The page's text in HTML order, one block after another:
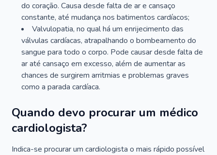
do coração. Causa desde falta de ar e cansaço
constante, até mudança nos batimentos cardíacos;
Valvulopatia, no qual há um enrijecimento das
válvulas cardíacas, atrapalhando o bombeamento do
sangue para todo o corpo. Pode causar desde falta de
ar até cansaço em excesso, além de aumentar as
chances de surgirem arritmias e problemas graves
como a parada cardíaca.
Quando devo procurar um médico
cardiologista?
Indica-se procurar um cardiologista o mais rápido possível